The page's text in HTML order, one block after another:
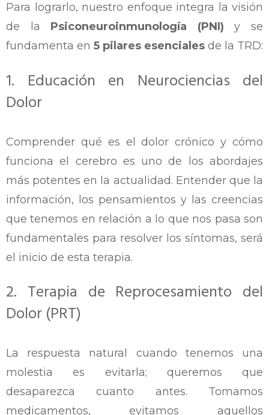
Para lograrlo, nuestro enfoque integra la visión
de la Psiconeuroinmunología (PNI) y se
fundamenta en 5 pilares esenciales de la TRD:
1. Educación en Neurociencias del
Dolor
Comprender qué es el dolor crónico y cómo
funciona el cerebro es uno de los abordajes
más potentes en la actualidad. Entender que la
información, los pensamientos y las creencias
que tenemos en relación a lo que nos pasa son
fundamentales para resolver los síntomas, será
el inicio de esta terapia.
2. Terapia de Reprocesamiento del
Dolor (PRT)
La respuesta natural cuando tenemos una
molestia es evitarla; queremos que
desaparezca cuanto antes. Tomamos
medicamentos, evitamos aquellos